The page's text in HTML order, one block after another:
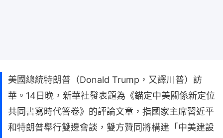
美國總統特朗普（Donald Trump，又譯川普）訪
華。14日晚，新華社發表題為《錨定中美關係新定位
共同書寫時代答卷》的評論文章，指國家主席習近平
和特朗普舉行雙邊會談，雙方贊同將構建「中美建設